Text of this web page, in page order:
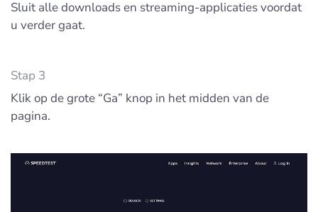
Sluit alle downloads en streaming-applicaties voordat
u verder gaat.
Stap 3
Klik op de grote “Ga” knop in het midden van de
pagina.